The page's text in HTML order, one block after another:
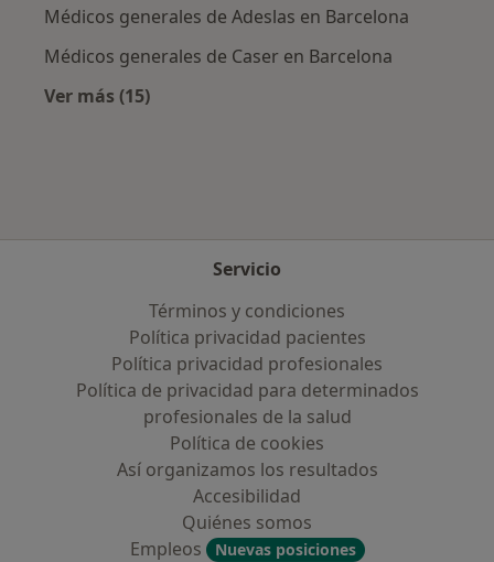
Médicos generales de Adeslas en Barcelona
Médicos generales de Caser en Barcelona
Ver más (15)
Servicio
Términos y condiciones
Política privacidad pacientes
Política privacidad profesionales
Política de privacidad para determinados
profesionales de la salud
Política de cookies
Así organizamos los resultados
Accesibilidad
Quiénes somos
Empleos
Nuevas posiciones